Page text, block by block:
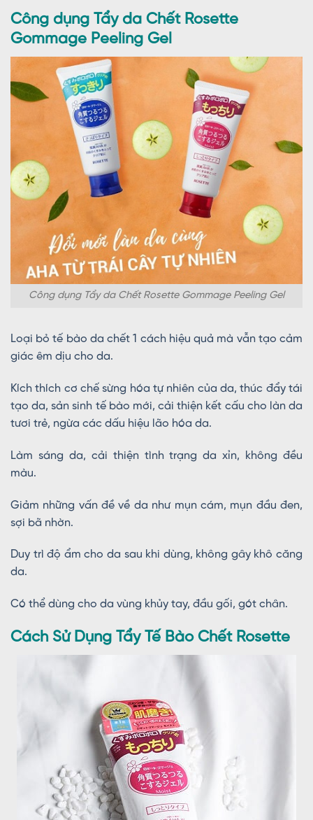
Công dụng Tẩy da Chết Rosette
Gommage Peeling Gel
Công dụng Tẩy da Chết Rosette Gommage Peeling Gel
Loại bỏ tế bào da chết 1 cách hiệu quả mà vẫn tạo cảm
giác êm dịu cho da.
Kích thích cơ chế sừng hóa tự nhiên của da, thúc đẩy tái
tạo da, sản sinh tế bào mới, cải thiện kết cấu cho làn da
tươi trẻ, ngừa các dấu hiệu lão hóa da.
Làm sáng da, cải thiện tình trạng da xỉn, không đều
màu.
Giảm những vấn đề về da như mụn cám, mụn đầu đen,
sợi bã nhờn.
Duy trì độ ẩm cho da sau khi dùng, không gây khô căng
da.
Có thể dùng cho da vùng khủy tay, đầu gối, gót chân.
Cách Sử Dụng Tẩy Tế Bào Chết Rosette